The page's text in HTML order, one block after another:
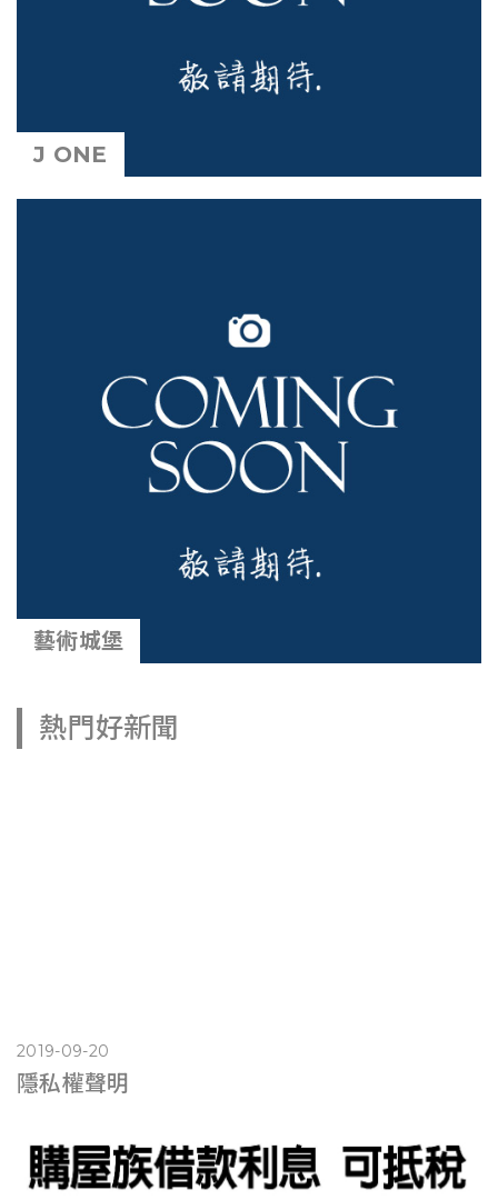
J ONE
藝術城堡
熱門好新聞
2019-09-20
隱私權聲明